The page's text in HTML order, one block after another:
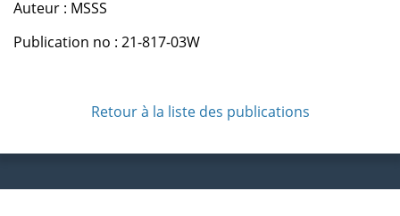
Auteur : MSSS
Publication no : 21-817-03W
Retour à la liste des publications